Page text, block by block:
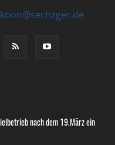
nach dem 19.März ein